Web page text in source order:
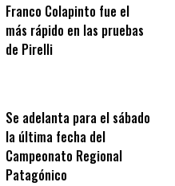
Franco Colapinto fue el
más rápido en las pruebas
de Pirelli
Se adelanta para el sábado
la última fecha del
Campeonato Regional
Patagónico